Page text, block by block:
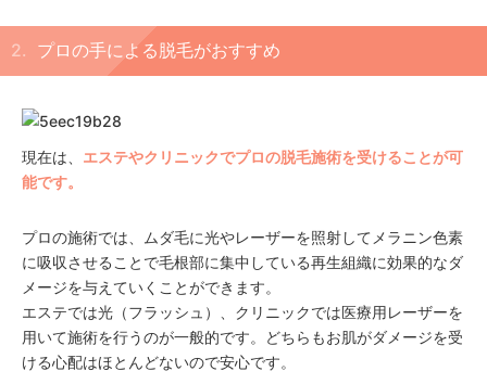
プロの手による脱毛がおすすめ
現在は、 エステやクリニックでプロの脱毛施術を受けることが可
能です。
プロの施術では、ムダ毛に光やレーザーを照射してメラニン色素
に吸収させることで毛根部に集中している再生組織に効果的なダ
メージを与えていくことができます。
エステでは光（フラッシュ）、クリニックでは医療用レーザーを
用いて施術を行うのが一般的です。どちらもお肌がダメージを受
ける心配はほとんどないので安心です。